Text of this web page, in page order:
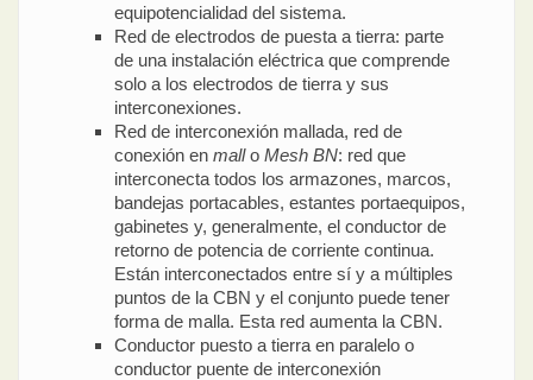
equipotencialidad del sistema.
Red de electrodos de puesta a tierra: parte
de una instalación eléctrica que comprende
solo a los electrodos de tierra y sus
interconexiones.
Red de interconexión mallada, red de
conexión en mallo Mesh BN: red que
interconecta todos los armazones, marcos,
bandejas portacables, estantes portaequipos,
gabinetes y, generalmente, el conductor de
retorno de potencia de corriente continua.
Están interconectados entre sí y a múltiples
puntos de la CBN y el conjunto puede tener
forma de malla. Esta red aumenta la CBN.
Conductor puesto a tierra en paralelo o
conductor puente de interconexión